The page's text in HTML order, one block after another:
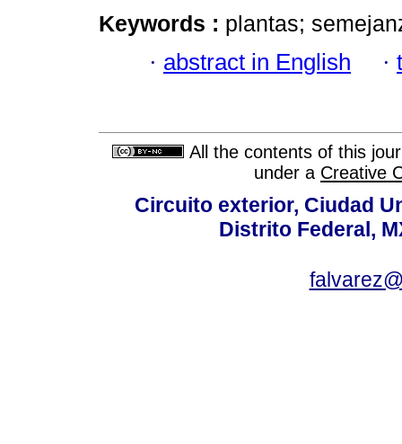
Keywords : plantas;
· abstract in English ·
All the contents of this
under a Creative
Circuito exterior, Ciudad
Distrito Federal,